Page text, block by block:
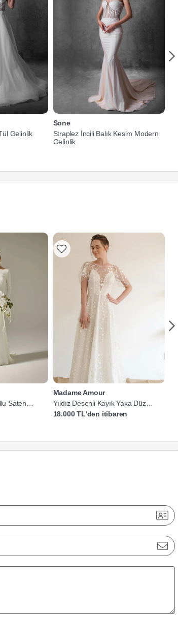
Gelinlik
Sone
Straplez İncili Balık Kesim Modern
Gelinlik
Saten
Madame Amour
Yıldız Desenli Kayık Yaka Düz
Kesim Gelinlik
18.000 TL'den itibaren